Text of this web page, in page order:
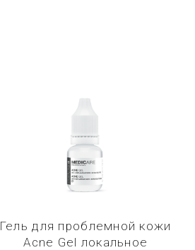
Гель для проблемной кожи
Acne Gel локальное